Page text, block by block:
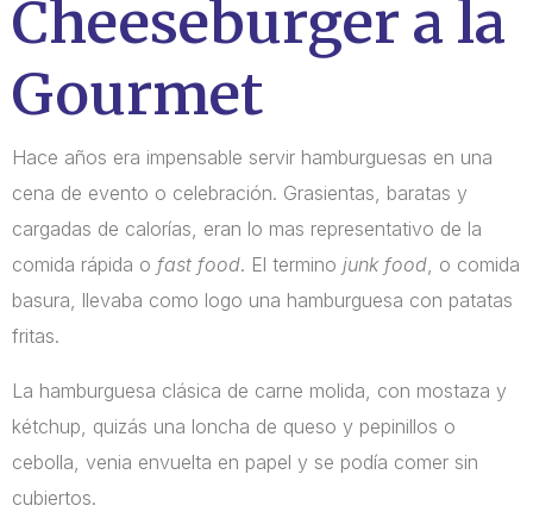
Cheeseburger a la
Gourmet
Hace años era impensable servir hamburguesas en una
cena de evento o celebración. Grasientas, baratas y
cargadas de calorías, eran lo mas representativo de la
comida rápida o fast food. El termino junk food, o comida
basura, llevaba como logo una hamburguesa con patatas
fritas.
La hamburguesa clásica de carne molida, con mostaza y
kétchup, quizás una loncha de queso y pepinillos o
cebolla, venia envuelta en papel y se podía comer sin
cubiertos.